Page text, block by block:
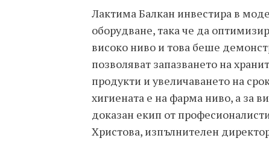
Лактима Балкан инвестира в
оборудване, така че да
високо ниво и това беше
позволяват запазването на
продукти и увеличаването на
хигиената е на фарма ниво, а за
доказан екип от
Христова, изпълнителен